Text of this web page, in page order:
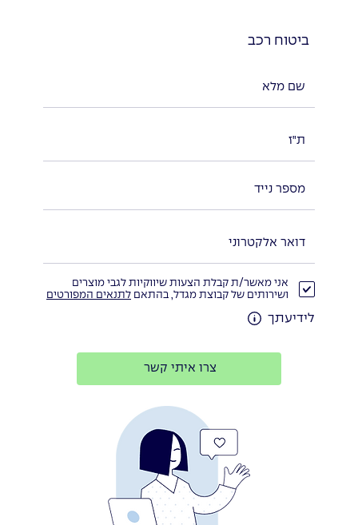
ביטוח רכב
אני מאשר/ת קבלת הצעות שיווקיות לגבי מוצרים
ושירותים של קבוצת מגדל, בהתאם לתנאים המפורטים
לידיעתך
צרו איתי קשר